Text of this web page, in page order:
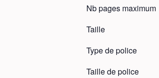
Nb pages maximum
Taille
Type de police
Taille de police